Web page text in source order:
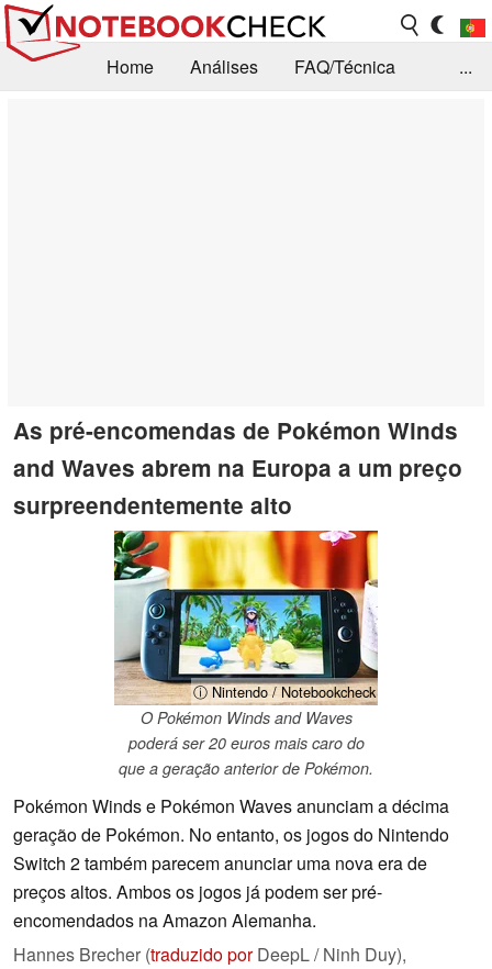
Home Análises
FAQ/Técnica
...
As pré-encomendas de Pokémon Winds
and Waves abrem na Europa a um preço
surpreendentemente alto
ⓘ Nintendo / Notebookcheck
O Pokémon Winds and Waves
poderá ser 20 euros mais caro do
que a geração anterior de Pokémon.
Pokémon Winds e Pokémon Waves anunciam a décima
geração de Pokémon. No entanto, os jogos do Nintendo
Switch 2 também parecem anunciar uma nova era de
preços altos. Ambos os jogos já podem ser pré-
encomendados na Amazon Alemanha.
Hannes Brecher (traduzido porDeepL / Ninh Duy),